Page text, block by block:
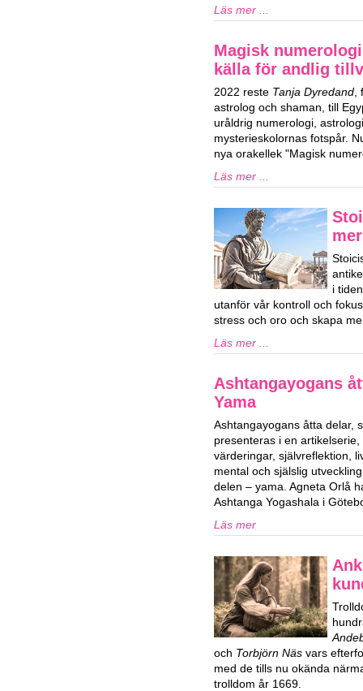
Läs mer ...
Magisk
källa för andlig
2022 reste Tanja Dyredand,
astrolog och shaman, till
uråldrig numerologi,
mysterieskolornas fotspår.
nya orakellek "Magisk
Läs mer ...
i
utanför vår kontroll och
stress och oro och skapa
Läs mer ...
Ashtangayogans
Yama
Ashtangayogans åtta delar,
presenteras i en
värderingar, självreflektion,
mental och själslig
delen – yama. Agneta Orlå
Ashtanga Yogashala i
Läs mer
och Torbjörn Näs vars
med de tills nu okända
trolldom år 1669.